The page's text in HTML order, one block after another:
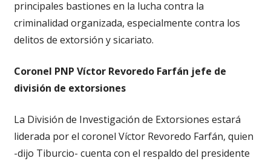
principales bastiones en la lucha contra la
criminalidad organizada, especialmente contra los
delitos de extorsión y sicariato.
Coronel PNP Víctor Revoredo Farfán jefe de
división de extorsiones
La División de Investigación de Extorsiones estará
liderada por el coronel Víctor Revoredo Farfán, quien
-dijo Tiburcio- cuenta con el respaldo del presidente